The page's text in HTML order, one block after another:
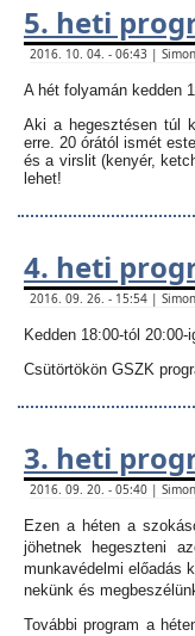
5. heti
2016. 10. 04. - 06:43 |
A hét folyamán kedden
Aki a hegesztésen túl
erre. 20 órától ismét
és a virslit (kenyér,
lehet!
4. heti
2016. 09. 26. - 15:54 |
Kedden 18:00-tól
Csütörtökön GSZK
3. heti
2016. 09. 20. - 05:40 |
Ezen a héten a
jöhetnek hegeszteni
munkavédelmi előadás
nekünk és
További program a